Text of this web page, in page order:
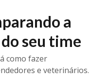
a
seu time
como fazer
e veterinários.